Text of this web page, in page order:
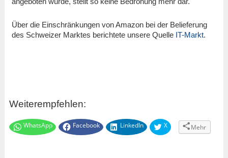
Über die Einschränkungen von Amazon bei der Belieferung
des Schweizer Marktes berichtete unsere Quelle IT-Markt.
Weiterempfehlen:
WhatsApp Facebook LinkedIn X Mehr